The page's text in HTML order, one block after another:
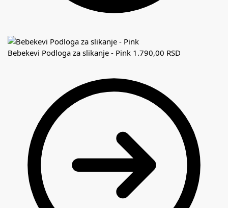
Bebekevi Podloga za slikanje - Pink 1.790,00 RSD